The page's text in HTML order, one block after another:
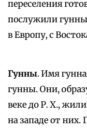
переселения
послужили
в Европу, с
Гунны. Имя
гунны. Они,
веке до Р. Х.,
на западе от